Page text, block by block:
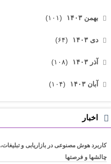
بهمن ۱۴۰۳ (۱۰۱)
دی ۱۴۰۳ (۶۴)
آذر ۱۴۰۳ (۱۰۸)
آبان ۱۴۰۳ (۱۰۴)
اخبار
کاربرد هوش مصنوعی در بازاریابی و تبلیغات،
چالشها و فرصتها